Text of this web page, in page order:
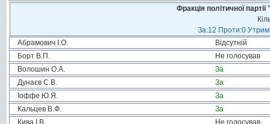
Фракція політичної
За:12 Проти:0
Абрамович І.О.
Відсутній
Борт В.П.
Не голосував
Волошин О.А.
За
Дунаєв С.В.
За
Іоффе Ю.Я.
За
Кальцев В.Ф.
За
Кива І.В.
Не голосував